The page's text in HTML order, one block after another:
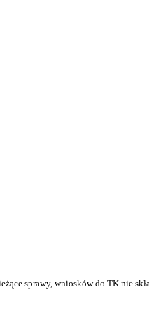
serwisu
sprawy, wniosków do TK nie